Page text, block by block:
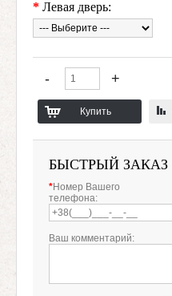
* Левая дверь:
БЫСТРЫЙ ЗАКАЗ
*Номер Вашего
телефона:
Ваш комментарий: